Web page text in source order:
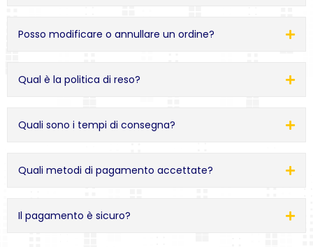
Posso modificare o annullare un ordine?
Qual è la politica di reso?
Quali sono i tempi di consegna?
Quali metodi di pagamento accettate?
Il pagamento è sicuro?